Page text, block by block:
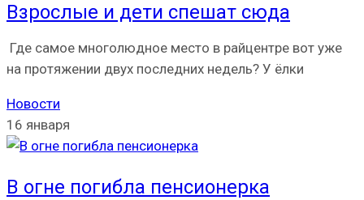
Взрослые и дети спешат сюда
Где самое многолюдное место в райцентре вот уже
на протяжении двух последних недель? У ёлки
Новости
16 января
В огне погибла пенсионерка